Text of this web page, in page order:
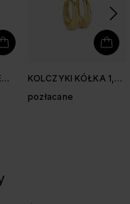
KOLCZYKI KÓŁKA 1,4
pozłacane